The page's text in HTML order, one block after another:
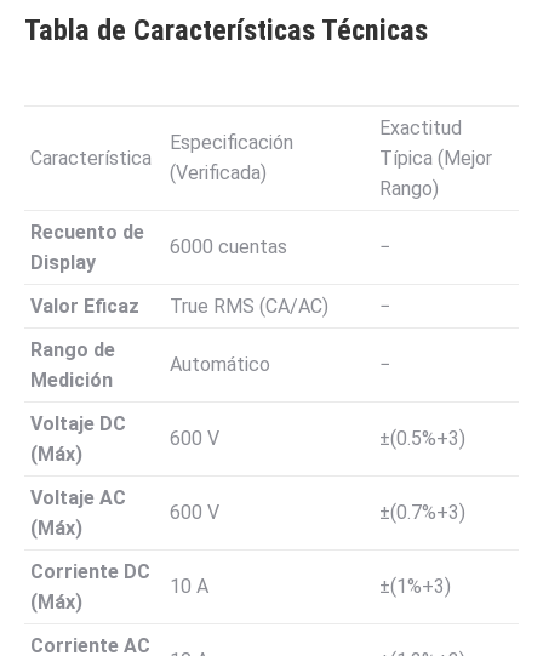
Tabla de Características Técnicas
Característica
Especificación
(Verificada)
Exactitud
Típica (Mejor
Rango)
Recuento de
Display
6000 cuentas −
Valor Eficaz True RMS (CA/AC)
−
Rango de
Medición
Automático −
Voltaje DC
(Máx)
600 V ±(0.5%+3)
Voltaje AC
(Máx)
600 V ±(0.7%+3)
Corriente DC
(Máx)
10 A ±(1%+3)
Corriente AC